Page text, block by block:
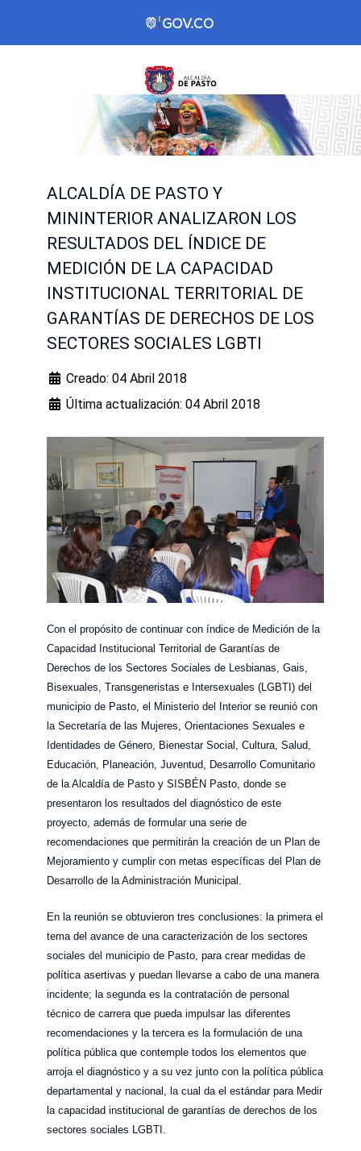
ALCALDÍA DE PASTO Y
MININTERIOR ANALIZARON LOS
RESULTADOS DEL ÍNDICE DE
MEDICIÓN DE LA CAPACIDAD
INSTITUCIONAL TERRITORIAL DE
GARANTÍAS DE DERECHOS DE LOS
SECTORES SOCIALES LGBTI
Creado: 04 Abril 2018
Última actualización: 04 Abril 2018
Con el propósito de continuar con índice de Medición de la
Capacidad Institucional Territorial de Garantías de
Derechos de los Sectores Sociales de Lesbianas, Gais,
Bisexuales, Transgeneristas e Intersexuales (LGBTI) del
municipio de Pasto, el Ministerio del Interior se reunió con
la Secretaría de las Mujeres, Orientaciones Sexuales e
Identidades de Género, Bienestar Social, Cultura, Salud,
Educación, Planeación, Juventud, Desarrollo Comunitario
de la Alcaldía de Pasto y SISBÉN Pasto, donde se
presentaron los resultados del diagnóstico de este
proyecto, además de formular una serie de
recomendaciones que permitirán la creación de un Plan de
Mejoramiento y cumplir con metas específicas del Plan de
Desarrollo de la Administración Municipal.
En la reunión se obtuvieron tres conclusiones: la primera el
tema del avance de una caracterización de los sectores
sociales del municipio de Pasto, para crear medidas de
política asertivas y puedan llevarse a cabo de una manera
incidente; la segunda es la contratación de personal
técnico de carrera que pueda impulsar las diferentes
recomendaciones y la tercera es la formulación de una
política pública que contemple todos los elementos que
arroja el diagnóstico y a su vez junto con la política pública
departamental y nacional, la cual da el estándar para Medir
la capacidad institucional de garantías de derechos de los
sectores sociales LGBTI.